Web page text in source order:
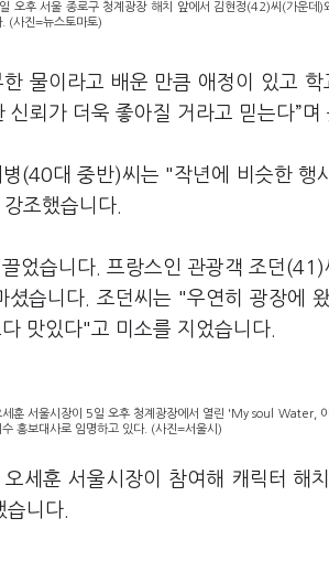
오후 서울 종로구 청계광장 해치 앞에서 김현정(42)씨(가운데
. (사진=뉴스토마토)
한 물이라고 배운 만큼 애정이 있고
뢰가 더욱 좋아질 거라고 믿는다”며
(40대 중반)씨는 "작년에 비슷한 행
조했습니다.
었습니다. 프랑스인 관광객 조던
셨습니다. 조던씨는 "우연히 광장에
맛있다"고 미소를 지었습니다.
세훈 서울시장이 5일 오후 청계광장에서 열린 'My soul Water,
수 홍보대사로 임명하고 있다. (사진=서울시)
세훈 서울시장이 참여해 캐릭터 해
니다.